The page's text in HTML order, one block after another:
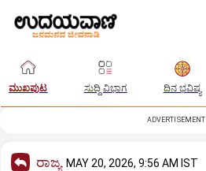
ಮುಖಪುಟ ಸುದ್ದಿ ವಿಭಾಗ ದಿನ ಭವಿಷ್ಯ
ADVERTISEMENT
ರಾಜ್ಯ MAY 20, 2026, 9:56 AM IST